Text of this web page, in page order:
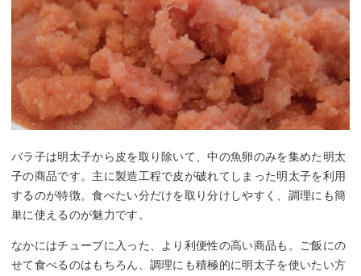
バラ子は明太子から皮を取り除いて、中の魚卵のみを集めた明太
子の商品です。主に製造工程で皮が破れてしまった明太子を利用
するのが特徴。食べたい分だけを取り分けしやすく、調理にも簡
単に使えるのが魅力です。
なかにはチューブに入った、より利便性の高い商品も。ご飯にの
せて食べるのはもちろん、調理にも積極的に明太子を使いたい方